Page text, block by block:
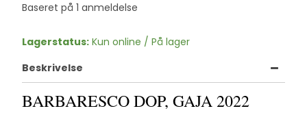
Baseret på 1 anmeldelse
Lagerstatus: Kun online / På lager
Beskrivelse
BARBARESCO DOP, GAJA 2022